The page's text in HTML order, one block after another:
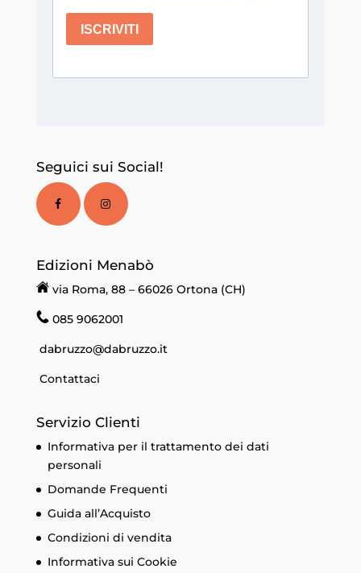
Seguici sui Social!
Edizioni Menabò
via Roma, 88 – 66026 Ortona (CH)
085 9062001
dabruzzo@dabruzzo.it
Contattaci
Servizio Clienti
Informativa per il trattamento dei dati
personali
Domande Frequenti
Guida all’Acquisto
Condizioni di vendita
Informativa sui Cookie